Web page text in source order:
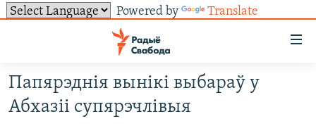
Powered by Translate
ўнівэрсальнага
доступу
Перайсьці
да
НАВІНЫ
ТОЛЬКІ НА СВАБОДЗЕ
Папярэднія вынікі выбараў у
Абхазіі супярэчлівыя